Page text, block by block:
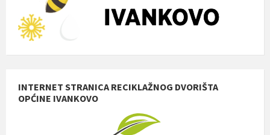
INTERNET STRANICA RECIKLAŽNOG DVORIŠTA
OPĆINE IVANKOVO